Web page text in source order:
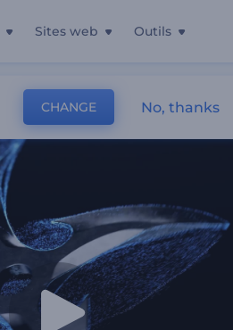
Sites web Outils
CHANGE No, thanks